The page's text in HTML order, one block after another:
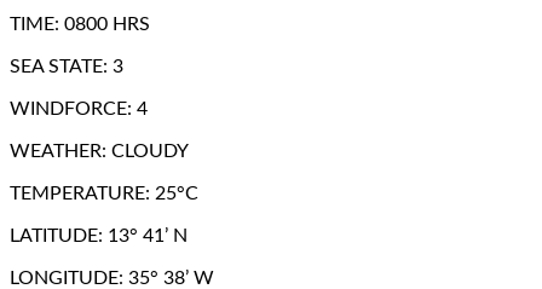
TIME: 0800 HRS
SEA STATE: 3
WINDFORCE: 4
WEATHER: CLOUDY
TEMPERATURE: 25°C
LATITUDE: 13° 41’ N
LONGITUDE: 35° 38’ W